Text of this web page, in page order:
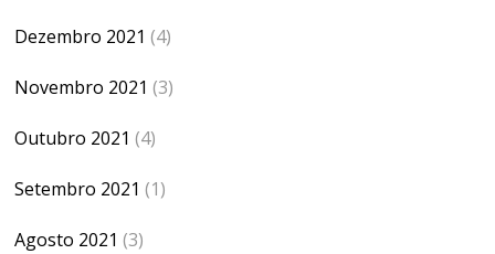
Dezembro 2021 (4)
Novembro 2021 (3)
Outubro 2021 (4)
Setembro 2021 (1)
Agosto 2021 (3)